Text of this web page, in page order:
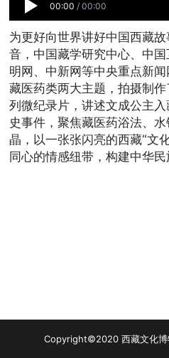
00:00 / 00:00
为更好向世界讲好中国西藏
音，中国藏学研究中心、中
明网、中新网等中央重点新闻
藏医药类两大主题，拍摄制
列微纪录片，讲述文成公主
史事件，聚焦藏医药浴法、
晶，以一张张闪亮的西藏“文
同心的情感纽带，构建中华民
Copyright©2020 西藏文化